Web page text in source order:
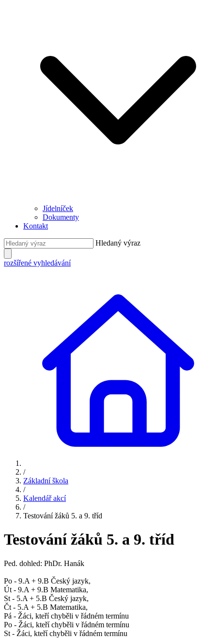
Jídelníček
Dokumenty
Kontakt
Hledaný výraz
rozšířené vyhledávání
/
Základní škola
/
Kalendář akcí
/
Testování žáků 5. a 9. tříd
Testování žáků 5. a 9. tříd
Ped. dohled: PhDr. Hanák
Po - 9.A + 9.B Český jazyk,
Út - 9.A + 9.B Matematika,
St - 5.A + 5.B Český jazyk,
Čt - 5.A + 5.B Matematika,
Pá - Žáci, kteří chyběli v řádném termínu
Po - Žáci, kteří chyběli v řádném termínu
St - Žáci, kteří chyběli v řádném termínu